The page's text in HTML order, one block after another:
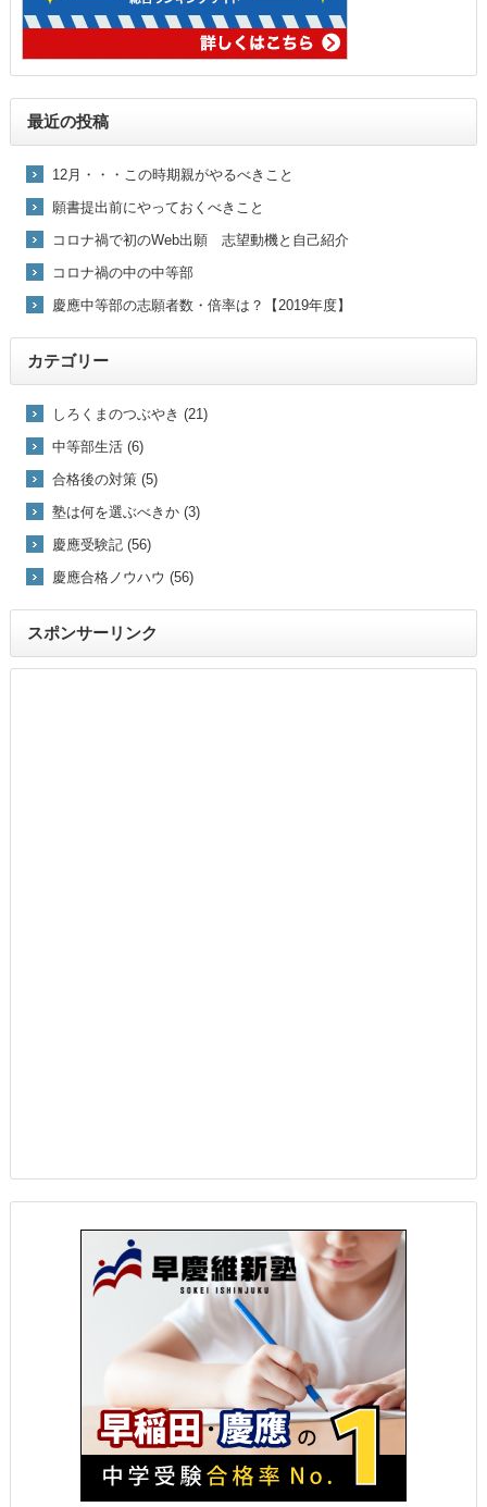
最近の投稿
12月・・・この時期親がやるべきこと
願書提出前にやっておくべきこと
コロナ禍で初のWeb出願 志望動機と自己紹介
コロナ禍の中の中等部
慶應中等部の志願者数・倍率は？【2019年度】
カテゴリー
しろくまのつぶやき (21)
中等部生活 (6)
合格後の対策 (5)
塾は何を選ぶべきか (3)
慶應受験記 (56)
慶應合格ノウハウ (56)
スポンサーリンク